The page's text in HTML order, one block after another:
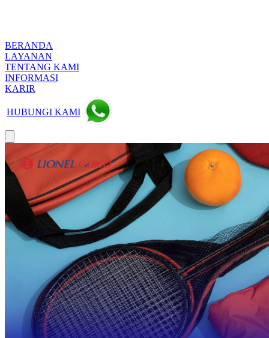
BERANDA
LAYANAN
TENTANG KAMI
INFORMASI
KARIR
HUBUNGI KAMI